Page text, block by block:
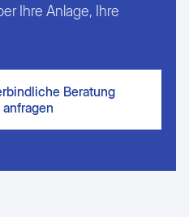
Ihre Anlage, Ihre
Beratung
anfragen